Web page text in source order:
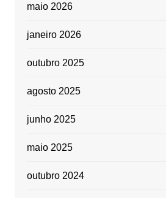
maio 2026
janeiro 2026
outubro 2025
agosto 2025
junho 2025
maio 2025
outubro 2024